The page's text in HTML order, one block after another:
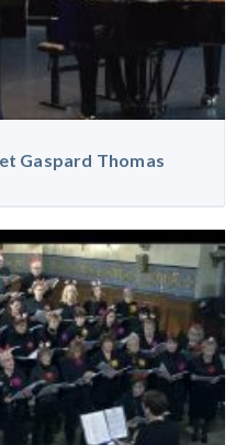
Gaspard Thomas